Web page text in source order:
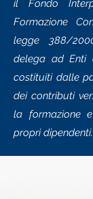
il Fondo
Formazione
legge 388/
delega ad Enti
costituiti dalle
dei contributi
la formazione
propri dipendenti.